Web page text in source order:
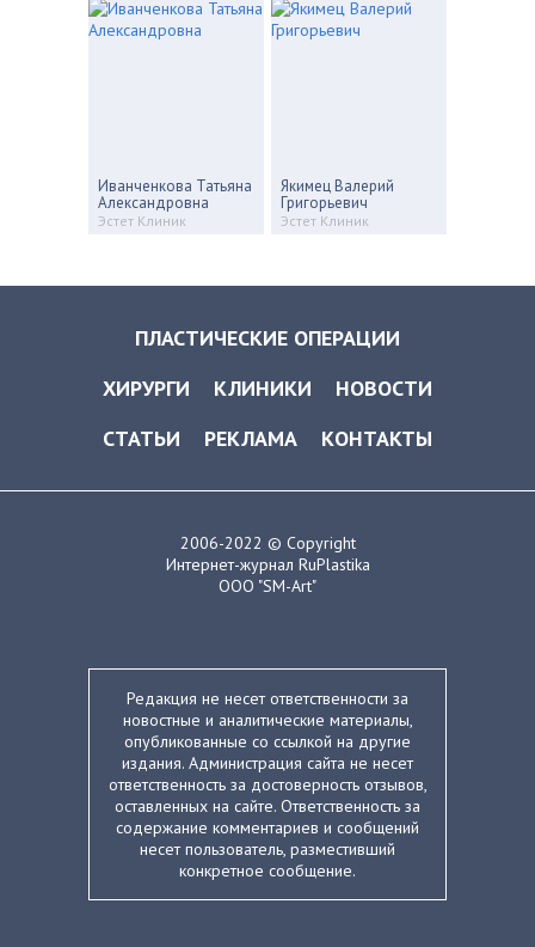
Иванченкова Татьяна
Александровна
Эстет Клиник
Якимец Валерий
Григорьевич
Эстет Клиник
ПЛАСТИЧЕСКИЕ ОПЕРАЦИИ
ХИРУРГИ
КЛИНИКИ
НОВОСТИ
СТАТЬИ
РЕКЛАМА КОНТАКТЫ
2006-2022 © Copyright
Интернет-журнал RuPlastika
ООО "SM-Art"
Редакция не несет ответственности за
новостные и аналитические материалы,
опубликованные со ссылкой на другие
издания. Администрация сайта не несет
ответственность за достоверность отзывов,
оставленных на сайте. Ответственность за
содержание комментариев и сообщений
несет пользователь, разместивший
конкретное сообщение.